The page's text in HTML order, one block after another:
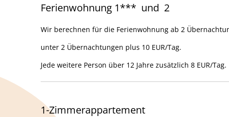
Ferienwohnung 1*** und 2
Wir berechnen für die Ferienwohnung ab 2
unter 2 Übernachtungen plus 10 EUR/Tag.
Jede weitere Person über 12 Jahre zusätzlich 8 EUR/Tag.
1-Zimmerappartement